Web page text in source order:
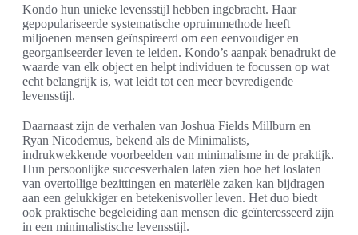
Kondo hun unieke levensstijl hebben ingebracht. Haar
gepopulariseerde systematische opruimmethode heeft
miljoenen mensen geïnspireerd om een eenvoudiger en
georganiseerder leven te leiden. Kondo’s aanpak benadrukt de
waarde van elk object en helpt individuen te focussen op wat
echt belangrijk is, wat leidt tot een meer bevredigende
levensstijl.
Daarnaast zijn de verhalen van Joshua Fields Millburn en
Ryan Nicodemus, bekend als de Minimalists,
indrukwekkende voorbeelden van minimalisme in de praktijk.
Hun persoonlijke succesverhalen laten zien hoe het loslaten
van overtollige bezittingen en materiële zaken kan bijdragen
aan een gelukkiger en betekenisvoller leven. Het duo biedt
ook praktische begeleiding aan mensen die geïnteresseerd zijn
in een minimalistische levensstijl.